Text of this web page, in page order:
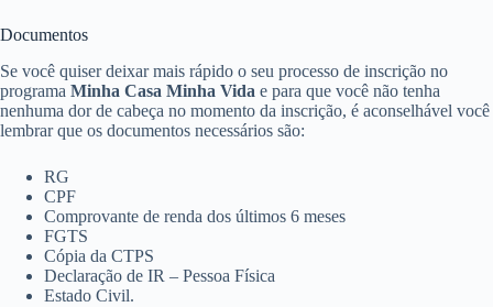
Documentos
Se você quiser deixar mais rápido o seu processo de inscrição no
programa Minha Casa Minha Vida e para que você não tenha
nenhuma dor de cabeça no momento da inscrição, é aconselhável você
lembrar que os documentos necessários são:
RG
CPF
Comprovante de renda dos últimos 6 meses
FGTS
Cópia da CTPS
Declaração de IR – Pessoa Física
Estado Civil.